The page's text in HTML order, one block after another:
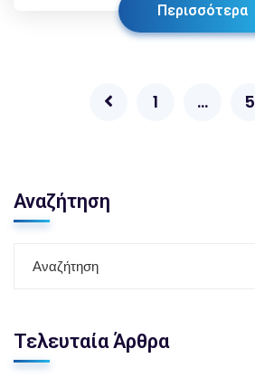
Περισσότερα
1 … 5
Αναζήτηση
Τελευταία Άρθρα